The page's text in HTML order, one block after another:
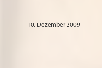
10. Dezember 2009